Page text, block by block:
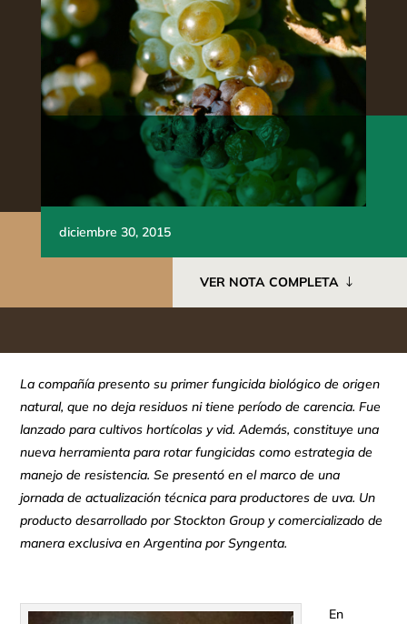
diciembre 30, 2015
VER NOTA COMPLETA
La compañía presento su primer fungicida biológico de origen
natural, que no deja residuos ni tiene período de carencia. Fue
lanzado para cultivos hortícolas y vid. Además, constituye una
nueva herramienta para rotar fungicidas como estrategia de
manejo de resistencia. Se presentó en el marco de una
jornada de actualización técnica para productores de uva. Un
producto desarrollado por Stockton Group y comercializado de
manera exclusiva en Argentina por Syngenta.
En